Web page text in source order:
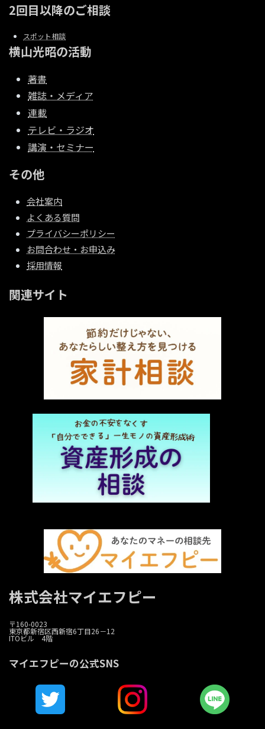
2回目以降のご相談
スポット相談
横山光昭の活動
著書
雑誌・メディア
連載
テレビ・ラジオ
講演・セミナー
その他
会社案内
よくある質問
プライバシーポリシー
お問合わせ・お申込み
採用情報
関連サイト
株式会社マイエフピー
〒160-0023
東京都新宿区西新宿6丁目26－12
ITOビル 4階
マイエフピーの公式SNS